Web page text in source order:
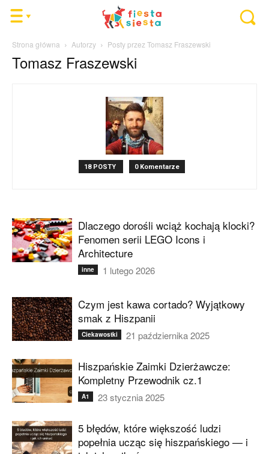
Strona główna Autorzy Posty przez Tomasz Fraszewski
Tomasz Fraszewski
18 POSTY 0 Komentarze
Dlaczego dorośli wciąż kochają klocki?
Fenomen serii LEGO Icons i
Architecture
inne 1 lutego 2026
Czym jest kawa cortado? Wyjątkowy
smak z Hiszpanii
Ciekawostki 21 października 2025
Hiszpańskie Zaimki Dzierżawcze:
Kompletny Przewodnik cz.1
A1 23 stycznia 2025
5 błędów, które większość ludzi
popełnia ucząc się hiszpańskiego — i